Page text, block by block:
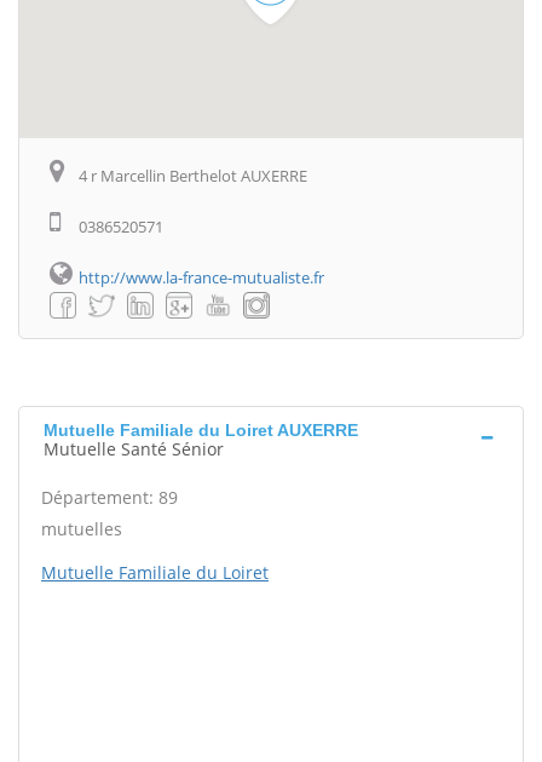
4 r Marcellin Berthelot AUXERRE
0386520571
http://www.la-france-mutualiste.fr
Mutuelle Familiale du Loiret AUXERRE
Mutuelle Santé Sénior
Département: 89
mutuelles
Mutuelle Familiale du Loiret